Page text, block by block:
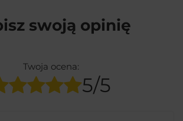
swoją opinię
Twoja ocena:
5/5